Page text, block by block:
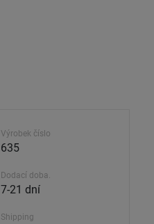
Výrobek číslo
635
Dodací doba.
7-21 dní
Shipping